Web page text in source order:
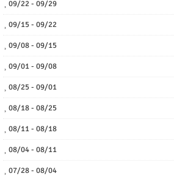
09/22 - 09/29
09/15 - 09/22
09/08 - 09/15
09/01 - 09/08
08/25 - 09/01
08/18 - 08/25
08/11 - 08/18
08/04 - 08/11
07/28 - 08/04